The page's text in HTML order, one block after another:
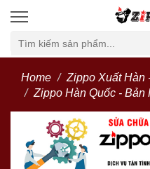
Home
Zippo Xuất Hàn
Zippo Hàn Quốc - Bản